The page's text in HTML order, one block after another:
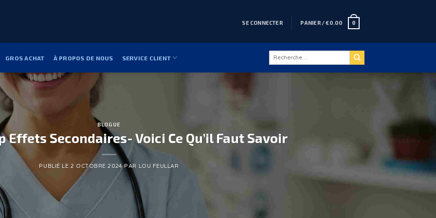
SE CONNECTER PANIER /€0.00 0
GROS ACHAT À PROPOS DE NOUS SERVICE CLIENT
BLOGUE
Effets Secondaires- Voici Ce Qu’il Faut Savoir
PUBLIÉ LE 2 OCTOBRE 2024 PAR LOU FEULLAR